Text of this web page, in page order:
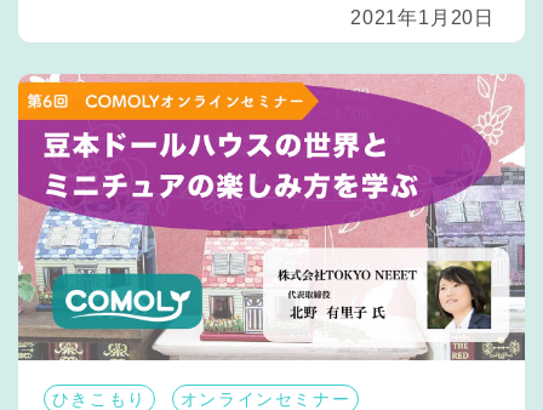
2021年1月20日
ひきこもり オンラインセミナー